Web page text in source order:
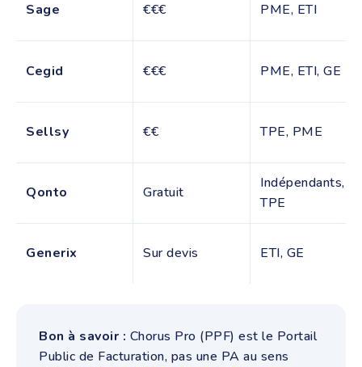
Sage €€€ PME, ETI
Cegid €€€ PME, ETI, GE
Sellsy €€ TPE, PME
Qonto Gratuit
Indépendants,
TPE
Generix Sur devis ETI, GE
Bon à savoir : Chorus Pro (PPF) est le Portail
Public de Facturation, pas une PA au sens